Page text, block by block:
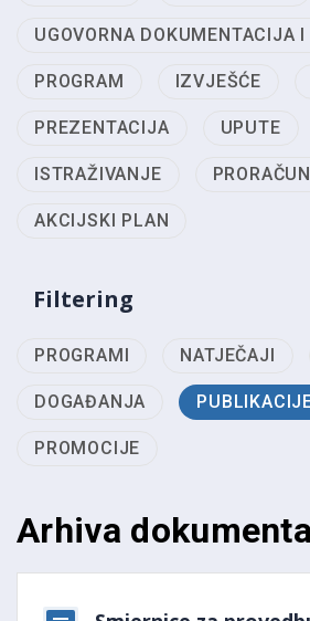
UGOVORNA DOKUMENTACIJA I
PROGRAM IZVJEŠĆE
PREZENTACIJA UPUTE
ISTRAŽIVANJE PRORAČUN
AKCIJSKI PLAN
Filtering
PROGRAMI NATJEČAJI
DOGAĐANJA
PROMOCIJE
Arhiva